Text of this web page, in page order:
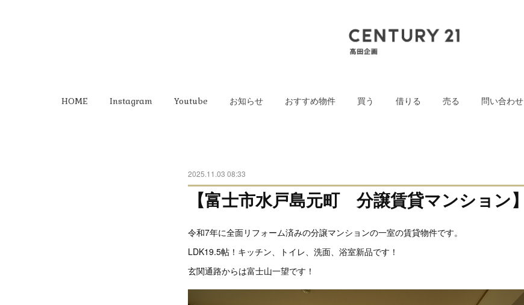
HOME Instagram Youtube お知らせ おすすめ物件 買う 借りる 売る 問い合わせ
2025.11.03 08:33
【富士市水戸島元町 分譲賃貸マンション】
令和7年に全面リフォーム済みの分譲マンションの一室の賃貸物件です。
LDK19.5帖！キッチン、トイレ、洗面、浴室新品です！
玄関通路からは富士山一望です！